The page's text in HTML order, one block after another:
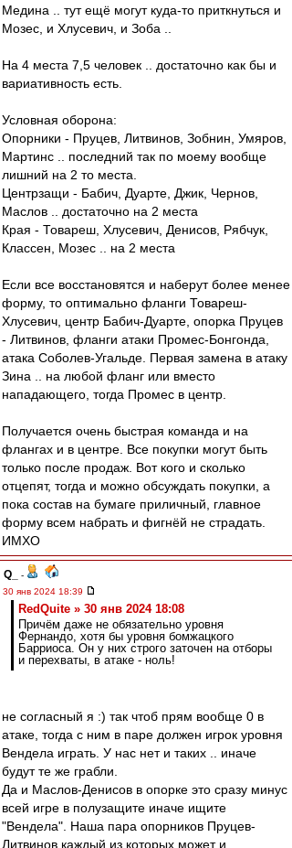
Медина .. тут ещё могут куда-то приткнуться и
Мозес, и Хлусевич, и Зоба ..
На 4 места 7,5 человек .. достаточно как бы и
вариативность есть.
Условная оборона:
Опорники - Пруцев, Литвинов, Зобнин, Умяров,
Мартинс .. последний так по моему вообще
лишний на 2 то места.
Центрзащи - Бабич, Дуарте, Джик, Чернов,
Маслов .. достаточно на 2 места
Края - Товареш, Хлусевич, Денисов, Рябчук,
Классен, Мозес .. на 2 места
Если все восстановятся и наберут более менее
форму, то оптимально фланги Товареш-
Хлусевич, центр Бабич-Дуарте, опорка Пруцев
- Литвинов, фланги атаки Промес-Бонгонда,
атака Соболев-Угальде. Первая замена в атаку
Зина .. на любой фланг или вместо
нападающего, тогда Промес в центр.
Получается очень быстрая команда и на
флангах и в центре. Все покупки могут быть
только после продаж. Вот кого и сколько
отцепят, тогда и можно обсуждать покупки, а
пока состав на бумаге приличный, главное
форму всем набрать и фигнёй не страдать.
ИМХО
Q_
-
30 янв 2024 18:39
RedQuite » 30 янв 2024 18:08
Причём даже не обязательно уровня
Фернандо, хотя бы уровня бомжацкого
Барриоса. Он у них строго заточен на отборы
и перехваты, в атаке - ноль!
не согласный я :) так чтоб прям вообще 0 в
атаке, тогда с ним в паре должен игрок уровня
Вендела играть. У нас нет и таких .. иначе
будут те же грабли.
Да и Маслов-Денисов в опорке это сразу минус
всей игре в полузащите иначе ищите
"Вендела". Наша пара опорников Пруцев-
Литвинов каждый из которых может и